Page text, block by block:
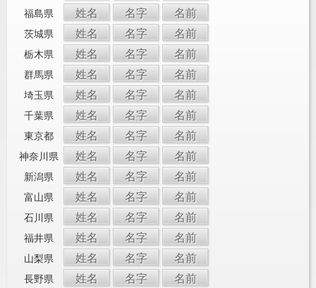
福島県 姓名 名字 名前
茨城県 姓名 名字 名前
栃木県 姓名 名字 名前
群馬県 姓名 名字 名前
埼玉県 姓名 名字 名前
千葉県 姓名 名字 名前
東京都 姓名 名字 名前
神奈川県 姓名 名字 名前
新潟県 姓名 名字 名前
富山県 姓名 名字 名前
石川県 姓名 名字 名前
福井県 姓名 名字 名前
山梨県 姓名 名字 名前
長野県 姓名 名字 名前